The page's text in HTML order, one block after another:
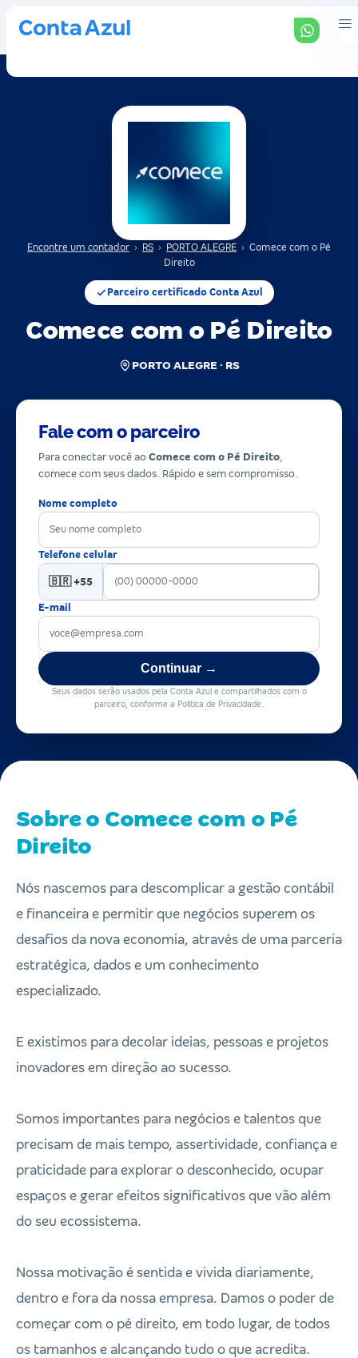
Encontre um contador › RS › PORTO ALEGRE › Comece com o Pé
Direito
Parceiro certificado Conta Azul
Comece com o Pé Direito
PORTO ALEGRE · RS
Fale com o parceiro
Para conectar você ao Comece com o Pé Direito,
comece com seus dados. Rápido e sem compromisso.
Nome completo
Telefone celular
🇧🇷 +55
E-mail
Continuar →
Seus dados serão usados pela Conta Azul e compartilhados com o
parceiro, conforme a Política de Privacidade.
Sobre o Comece com o Pé
Direito
Nós nascemos para descomplicar a gestão contábil
e financeira e permitir que negócios superem os
desafios da nova economia, através de uma parceria
estratégica, dados e um conhecimento
especializado.
E existimos para decolar ideias, pessoas e projetos
inovadores em direção ao sucesso.
Somos importantes para negócios e talentos que
precisam de mais tempo, assertividade, confiança e
praticidade para explorar o desconhecido, ocupar
espaços e gerar efeitos significativos que vão além
do seu ecossistema.
Nossa motivação é sentida e vivida diariamente,
dentro e fora da nossa empresa. Damos o poder de
começar com o pé direito, em todo lugar, de todos
os tamanhos e alcançando tudo o que acredita.